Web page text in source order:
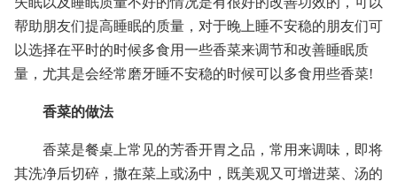
帮助朋友们提高睡眠的质量，对于晚上睡不安稳的朋友们可
以选择在平时的时候多食用一些香菜来调节和改善睡眠质
量，尤其是会经常磨牙睡不安稳的时候可以多食用些香菜!
香菜的做法
香菜是餐桌上常见的芳香开胃之品，常用来调味，即将
其洗净后切碎，撒在菜上或汤中，既美观又可增进菜、汤的